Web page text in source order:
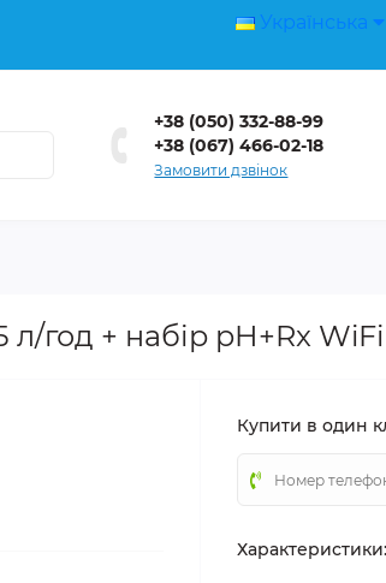
Українська
+38 (050) 332-88-99
+38 (067) 466-02-18
Замовити дзвінок
год + набір pH+Rx WiFi
Купити в один
Характеристики: